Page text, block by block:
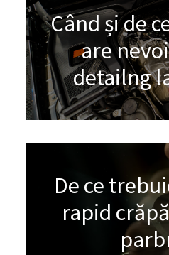
Când și de
are
detailng
De ce
rapid